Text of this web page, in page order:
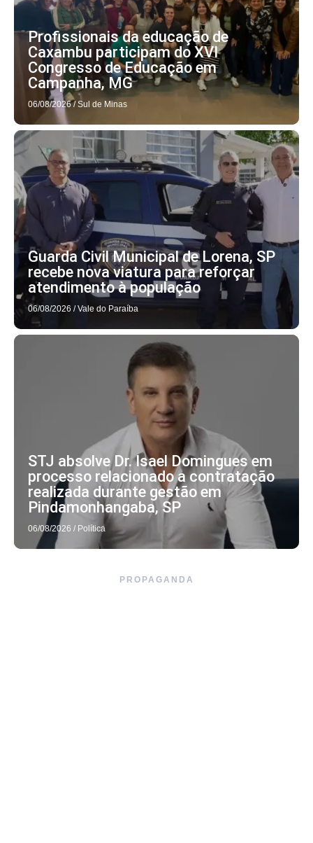
Profissionais da educação de
Caxambu participam do XVI
Congresso de Educação em
Campanha, MG
06/08/2026 / Sul de Minas
Guarda Civil Municipal de Lorena, SP
recebe nova viatura para reforçar
atendimento à população
06/08/2026 / Vale do Paraíba
STJ absolve Dr. Isael Domingues em
processo relacionado a contratação
realizada durante gestão em
Pindamonhangaba, SP
06/08/2026 / Política
PROPAGANDA